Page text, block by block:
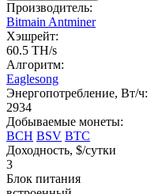
Производитель:
Bitmain Antminer
Хэшрейт:
60.5 TH/s
Алгоритм:
Eaglesong
Энергопотребление, Вт/ч:
2934
Добываемые монеты:
BCH BSV BTC
Доходность, $/сутки
3
Блок питания